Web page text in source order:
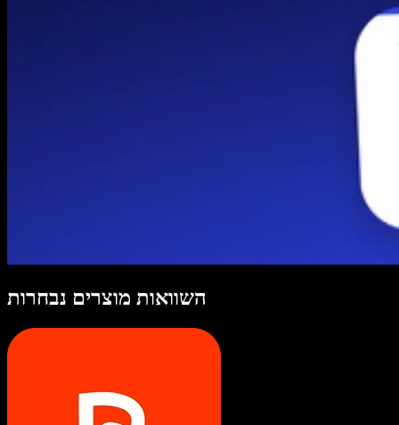
השוואות מוצרים נבחרות